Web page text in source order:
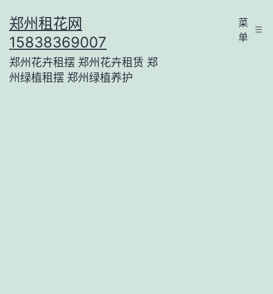
至
内
容
郑州租花网
15838369007
郑州花卉租摆 郑州花卉租赁 郑
州绿植租摆 郑州绿植养护
菜
单